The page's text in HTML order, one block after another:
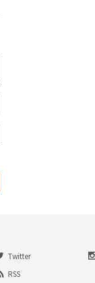
Twitter
RSS